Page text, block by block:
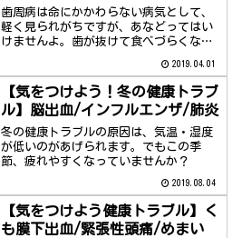
歯周病は命にかかわらない病気として、
軽く見られがちですが、あなどってはい
けませんよ。歯が抜けて食べづらくなる
2019.04.01
【気をつけよう！冬の健康トラブ
ル】脳出血/インフルエンザ/肺炎
冬の健康トラブルの原因は、気温・湿度
が低いのがあげられます。でもこの季
節、疲れやすくなっていませんか？
2019.08.04
【気をつけよう健康トラブル】く
も膜下出血/緊張性頭痛/めまい